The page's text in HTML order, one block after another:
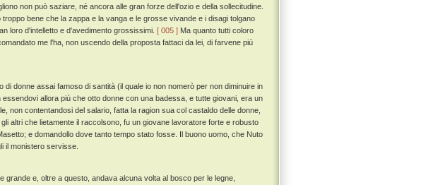
non può saziare, né ancora alle gran forze dell'ozio e della sollecitudine.
bene che la zappa e la vanga e le grosse vivande e i disagi tolgano
loro d'intelletto e d'avedimento grossissimi. [ 005 ] Ma quanto tutti coloro
me l'ha, non uscendo della proposta fattaci da lei, di farvene piú
donne assai famoso di santità (il quale io non nomerò per non diminuire in
allora piú che otto donne con una badessa, e tutte giovani, era un
non contentandosi del salario, fatta la ragion sua col castaldo delle donne,
altri che lietamente il raccolsono, fu un giovane lavoratore forte e robusto
e domandollo dove tanto tempo stato fosse. Il buono uomo, che Nuto
il monistero servisse.
grande e, oltre a questo, andava alcuna volta al bosco per le legne,